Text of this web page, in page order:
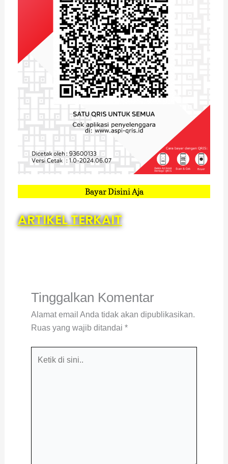
Bayar Disini Aja
ARTIKEL TERKAIT
Tinggalkan Komentar
Alamat email Anda tidak akan dipublikasikan.
Ruas yang wajib ditandai *